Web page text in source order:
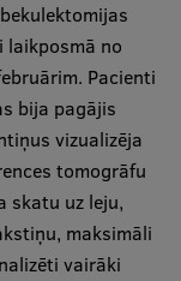
laikposmā no
Pacienti
bija pagājis
vizualizēja
tomogrāfu
skatu uz leju,
maksimāli
vairāki